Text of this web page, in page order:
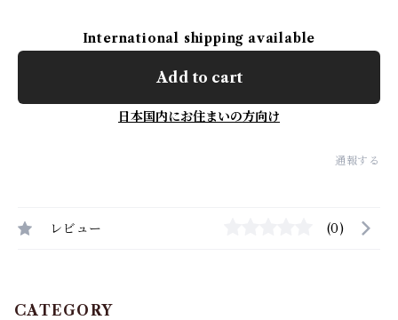
International shipping available
Add to cart
日本国内にお住まいの方向け
通報する
レビュー (0)
CATEGORY